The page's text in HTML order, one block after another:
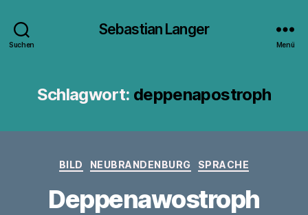
Suchen
Sebastian Langer
Menü
Schlagwort: deppenapostroph
Kategorien
BILD NEUBRANDENBURG SPRACHE
Deppenawostroph